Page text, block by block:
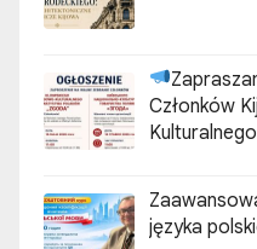
Zapraszamy na Walne
Członków
Kulturalnego
języka